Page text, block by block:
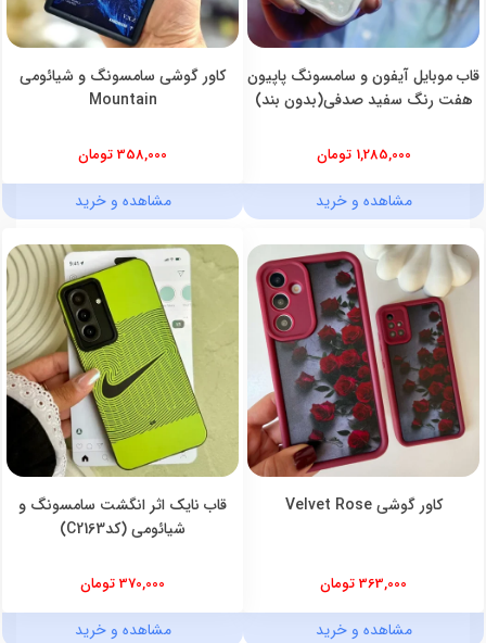
قاب موبایل آیفون و سامسونگ پاپیون
هفت رنگ سفید صدفی(بدون بند)
1,285,000 تومان
مشاهده و خرید
کاور گوشی سامسونگ و شیائومی
Mountain
358,000 تومان
مشاهده و خرید
کاور گوشی Velvet Rose
363,000 تومان
مشاهده و خرید
قاب نایک اثر انگشت سامسونگ و
شیائومی (کدC2163)
370,000 تومان
مشاهده و خرید